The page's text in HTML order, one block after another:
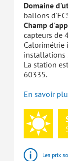
Domaine
ballons
Champ
capteurs de
Calorimétrie
installations
La station
60335.
En savoir
Les prix